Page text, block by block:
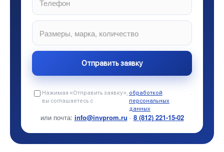
Нажимая «Отправить заявку»,
вы соглашаетесь с
обработкой
персональных
данных
.
или почта: info@invprom.ru · 8 (812) 221-15-02